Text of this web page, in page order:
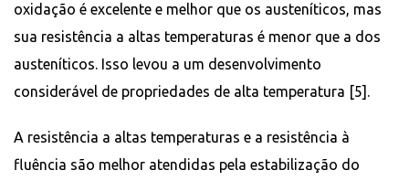
oxidação é excelente e melhor que os austeníticos, mas
sua resistência a altas temperaturas é menor que a dos
austeníticos. Isso levou a um desenvolvimento
considerável de propriedades de alta temperatura [5].
A resistência a altas temperaturas e a resistência à
fluência são melhor atendidas pela estabilização do